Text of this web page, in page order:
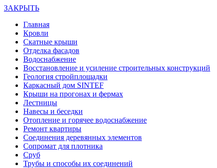
ЗАКРЫТЬ
Главная
Кровли
Скатные крыши
Отделка фасадов
Водоснабжение
Восстановление и усиление строительных конструкций
Геология стройплощадки
Каркасный дом SINTEF
Крыши на прогонах и фермах
Лестницы
Навесы и беседки
Отопление и горячее водоснабжение
Ремонт квартиры
Соединения деревянных элементов
Сопромат для плотника
Сруб
Трубы и способы их соединений